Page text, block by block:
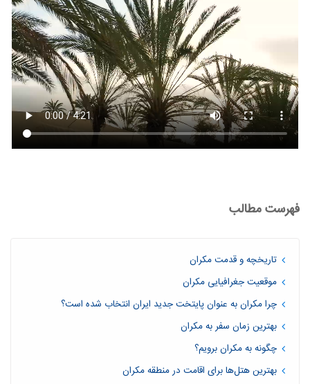
فهرست مطالب
تاریخچه و قدمت مکران
موقعیت جغرافیایی مکران
چرا مکران به عنوان پایتخت جدید ایران انتخاب شده است؟
بهترین زمان سفر به مکران
چگونه به مکران برویم؟
بهترین هتل‌ها برای اقامت در منطقه مکران